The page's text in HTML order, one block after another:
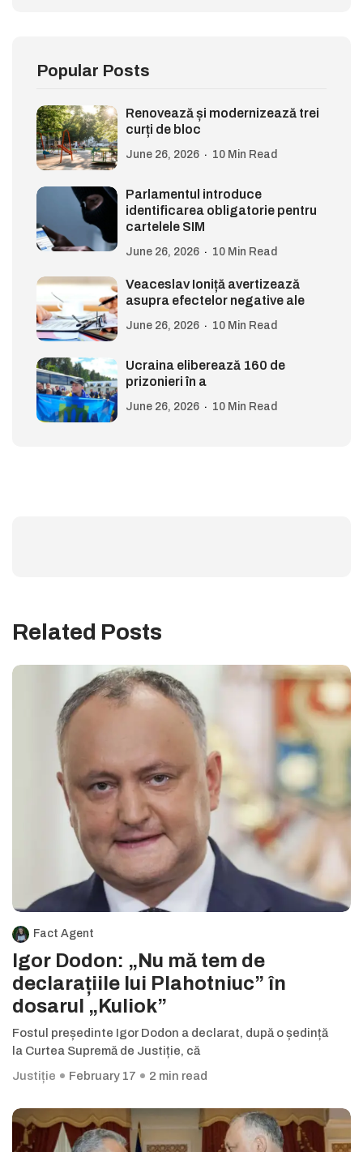
Popular Posts
Renovează și modernizează trei
curți de bloc
June 26, 2026 10 Min Read
Parlamentul introduce
identificarea obligatorie pentru
cartelele SIM
June 26, 2026 10 Min Read
Veaceslav Ioniță avertizează
asupra efectelor negative ale
June 26, 2026 10 Min Read
Ucraina eliberează 160 de
prizonieri în a
June 26, 2026 10 Min Read
Related Posts
Fact Agent
Igor Dodon: „Nu mă tem de
declarațiile lui Plahotniuc” în
dosarul „Kuliok”
Fostul președinte Igor Dodon a declarat, după o ședință
la Curtea Supremă de Justiție, că
Justiție
February 17 2 min read